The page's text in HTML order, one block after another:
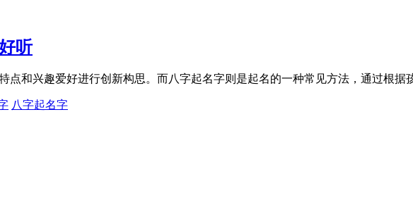
听
点和兴趣爱好进行创新构思。而八字起名字则是起名的一种常见方法，通过根据
八字起名字